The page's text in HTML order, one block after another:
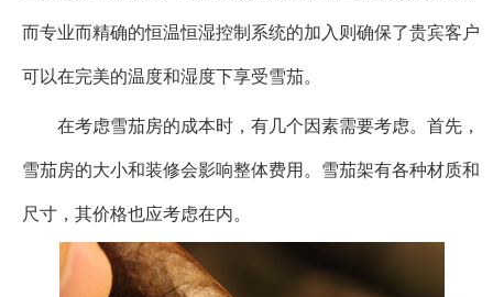
而专业而精确的恒温恒湿控制系统的加入则确保了贵宾客户
可以在完美的温度和湿度下享受雪茄。
在考虑雪茄房的成本时，有几个因素需要考虑。首先，
雪茄房的大小和装修会影响整体费用。雪茄架有各种材质和
尺寸，其价格也应考虑在内。